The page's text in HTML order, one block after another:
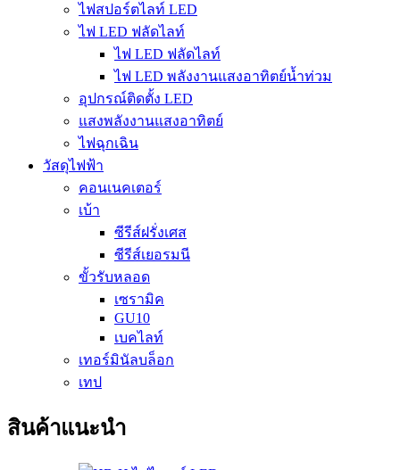
ไฟสปอร์ตไลท์ LED
ไฟ LED ฟลัดไลท์
ไฟ LED ฟลัดไลท์
ไฟ LED พลังงานแสงอาทิตย์น้ำท่วม
อุปกรณ์ติดตั้ง LED
แสงพลังงานแสงอาทิตย์
ไฟฉุกเฉิน
วัสดุไฟฟ้า
คอนเนคเตอร์
เบ้า
ซีรีส์ฝรั่งเศส
ซีรีส์เยอรมนี
ขั้วรับหลอด
เซรามิค
GU10
เบคไลท์
เทอร์มินัลบล็อก
เทป
สินค้าแนะนำ